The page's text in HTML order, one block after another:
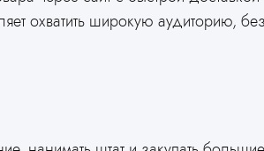
охватить широкую аудиторию,